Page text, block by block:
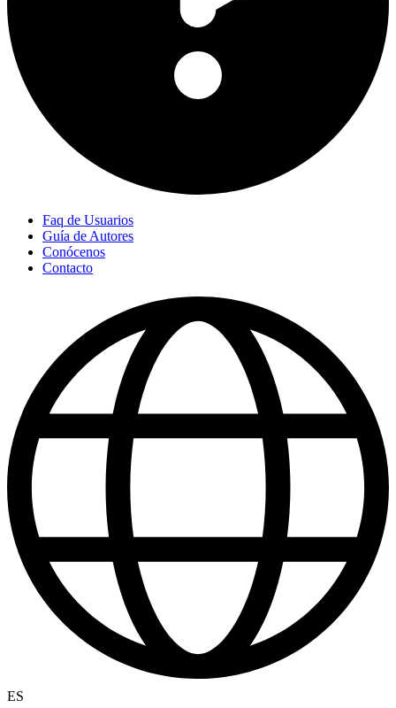
Faq de Usuarios
Guía de Autores
Conócenos
Contacto
ES